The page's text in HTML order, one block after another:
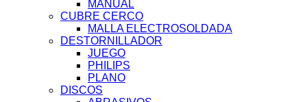
MANUAL
CUBRE CERCO
MALLA ELECTROSOLDADA
DESTORNILLADOR
JUEGO
PHILIPS
PLANO
DISCOS